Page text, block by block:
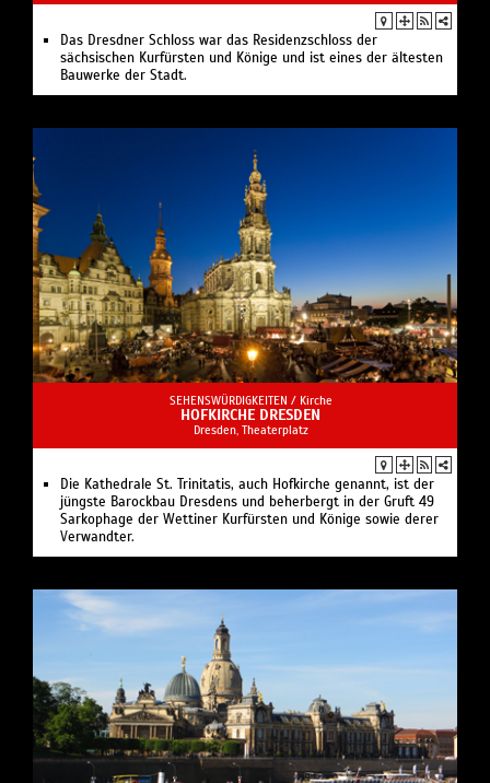
Das Dresdner Schloss war das Residenzschloss der
sächsischen Kurfürsten und Könige und ist eines der ältesten
Bauwerke der Stadt.
SEHENSWÜRDIGKEITEN / Kirche
HOFKIRCHE DRESDEN
Dresden, Theaterplatz
Die Kathedrale St. Trinitatis, auch Hofkirche genannt, ist der
jüngste Barockbau Dresdens und beherbergt in der Gruft 49
Sarkophage der Wettiner Kurfürsten und Könige sowie derer
Verwandter.